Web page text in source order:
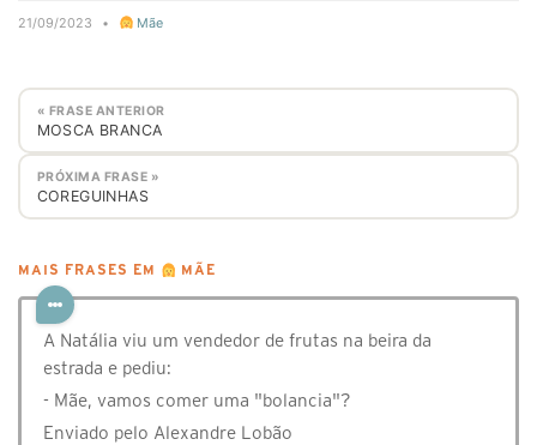
21/09/2023 • Mãe
« FRASE ANTERIOR
MOSCA BRANCA
PRÓXIMA FRASE »
COREGUINHAS
MAIS FRASES EM MÃE
A Natália viu um vendedor de frutas na beira da
estrada e pediu:
- Mãe, vamos comer uma "bolancia"?
Enviado pelo Alexandre Lobão